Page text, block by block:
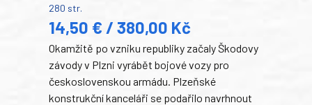
280 str.
14,50 € / 380,00 Kč
Okamžitě po vzniku republiky začaly Škodovy
závody v Plzni vyrábět bojové vozy pro
československou armádu. Plzeňské
konstrukční kanceláři se podařilo navrhnout